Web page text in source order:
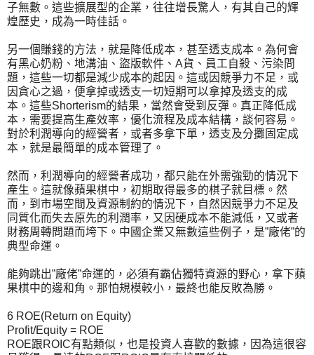
子無數。這些擴展型的企業，往往增長驚人，有其自己的輝
煌歷史，成為一時佳話。
另一個賺錢的方法，就是降低成本，甚至透支成本。為何會
有黑心奶粉、地溝油、盜版軟件、A貨、員工自殺、污染問
題，這些一切都是減少成本的起因。這或因競爭力不足，或
因貪心之過，便拿掉或透支一切短期可以拿掉及透支的成
本。這些Shorterism的結果，當然會受到反彈。真正降低成
本，需要提高生產效率，優化流程及成本結構，談何容易。
對於利潤導向的經營者，或者多拿下單，透支及分攤固定成
本，就是最簡單的成本管理了。
然而，利潤導向的經營者成功，都只能在外需強勁的情況下
產生。這就像蘋果棋中，初期取得最多的棋子就目標。然
而，到市場空間及資源制約的情況下，自然因競爭力不足及
同質化而失去原先的利潤率，又因硬成本不能減低，又或者
財務周轉問題而垮下。中國企業又無數這些例子，是”廠佬”的
典型命運。
能夠跳出”廠佬”命運的，必須有霸佔獨特資源的野心，拿下蘋
果棋中的邊和角。那怕規模較小，最終也能反敗為勝。
6 ROE(Return on Equity)
Profit/Equity = ROE
ROE跟ROIC有點類似，也是投資人喜歡的數據，因為這很容